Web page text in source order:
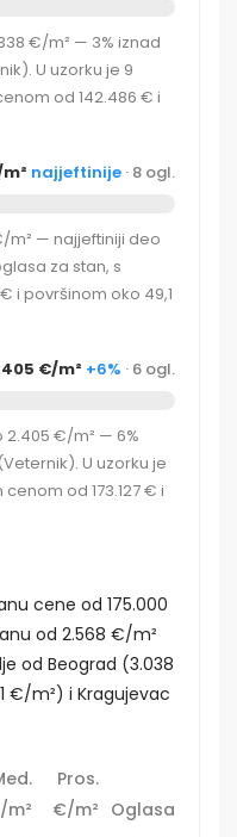
€/m² — 3% iznad
U uzorku je 9
od 142.486 € i
najjeftinije · 8 ogl.
m² — najjeftiniji deo
za stan, s
i površinom oko 49,1
€/m² +6% · 6 ogl.
€/m² — 6%
U uzorku je
od 173.127 € i
cene od 175.000
od 2.568 €/m²
od Beograd (3.038
€/m²) i Kragujevac
Pros.
€/m² Oglasa